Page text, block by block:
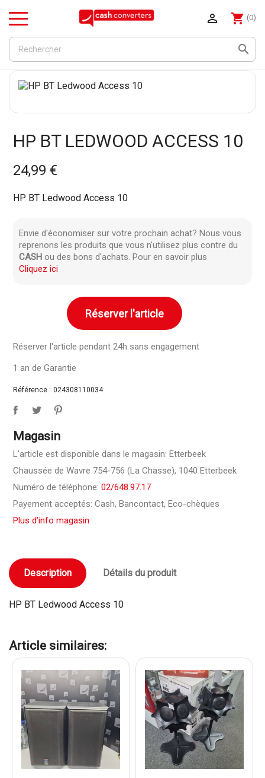

shopping_cart (0)

Menu
HP BT LEDWOOD ACCESS 10
24,99 €
HP BT Ledwood Access 10
Envie d'économiser sur votre prochain achat? Nous vous
reprenons les produits que vous n'utilisez plus contre du
CASH ou des bons d'achats. Pour en savoir plus
Cliquez ici
Réserver l'article
Réserver l'article pendant 24h sans engagement
1 an de Garantie
Référence : 024308110034
Magasin
L'article est disponible dans le magasin: Etterbeek
Chaussée de Wavre 754-756 (La Chasse), 1040 Etterbeek
Numéro de téléphone:02/648.97.17
Payement acceptés: Cash, Bancontact, Eco-chèques
Plus d'info magasin
Description Détails du produit
HP BT Ledwood Access 10
Article similaires: